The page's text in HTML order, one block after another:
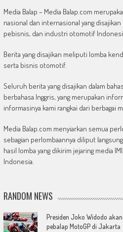
Media Balap – Media Balap.com
nasional dan internasional yang
pebisnis, dan industri otomotif
Berita yang disajikan meliputi lomba
serta bisnis otomotif.
Seluruh berita yang disajikan dalam
berbahasa Inggris, yang merupakan
informasinya kami rangkai dari berbagai
Media Balap.com menyiarkan semua
sebagian perlombaannya diliput
hasil lomba yang dikirim jejaring media
Indonesia.
RANDOM NEWS
Presiden Joko Widodo
pebalap MotoGP di Jakarta